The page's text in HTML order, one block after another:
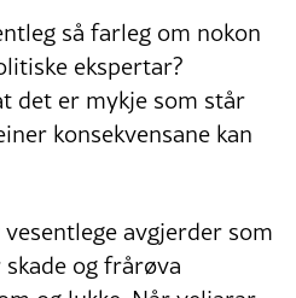
så farleg om nokon
ekspertar?
det er mykje som står
konsekvensane kan
avgjerder som
og frårøva